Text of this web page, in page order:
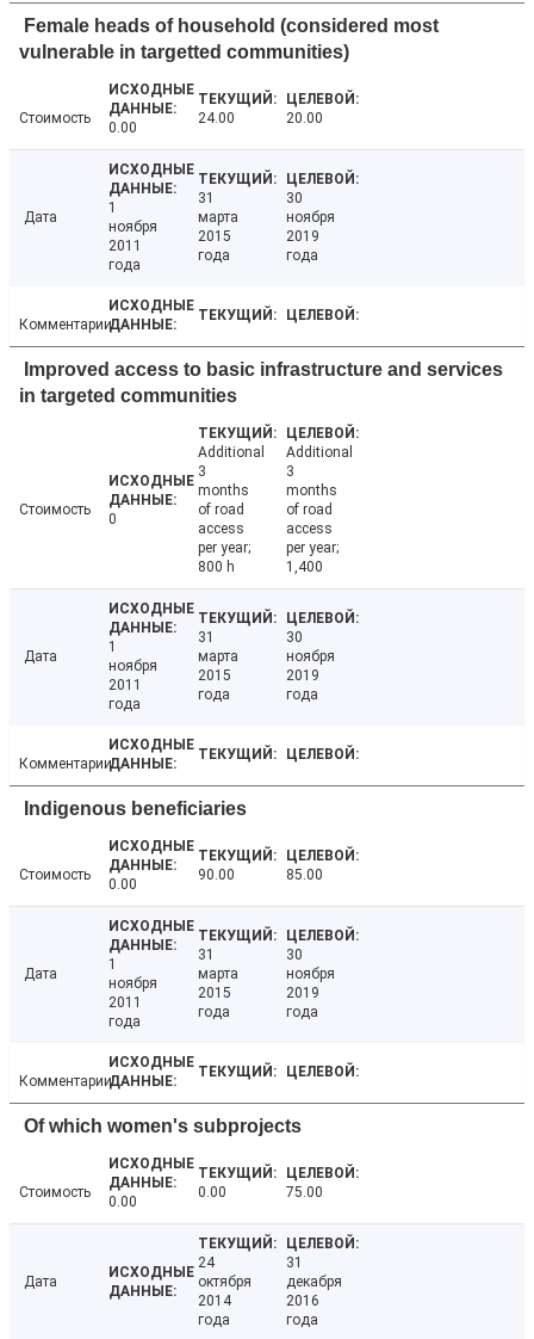
Female heads of household (considered most
vulnerable in targetted communities)
Стоимость
0.00
24.00 20.00
Дата
1
ноября
2011
года
31
марта
2015
года
30
ноября
2019
года
Комментарии
Improved access to basic infrastructure and services
in targeted communities
Стоимость
0
Additional
3
months
of road
access
per year;
800 h
Additional
3
months
of road
access
per year;
1,400
Дата
1
ноября
2011
года
31
марта
2015
года
30
ноября
2019
года
Комментарии
Indigenous beneficiaries
Стоимость
0.00
90.00 85.00
Дата
1
ноября
2011
года
31
марта
2015
года
30
ноября
2019
года
Комментарии
Of which women's subprojects
Стоимость
0.00
0.00 75.00
Дата
24
октября
2014
года
31
декабря
2016
года